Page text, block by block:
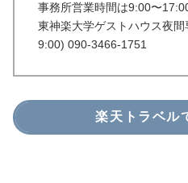
事務所営業時間は9:00〜
東神楽大学ゲストハウス夜
9:00) 090-3466-1751
楽天トラベル